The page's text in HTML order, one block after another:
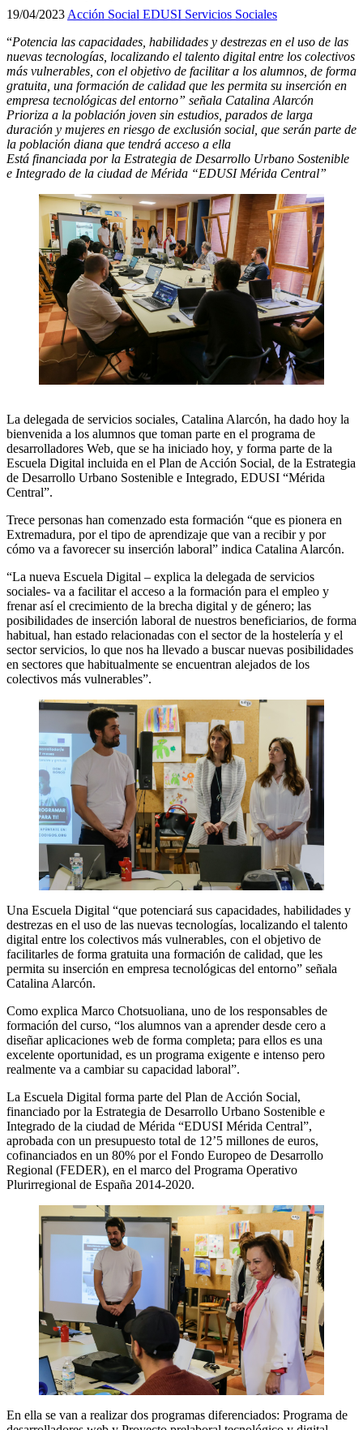
19/04/2023Acción Social EDUSI Servicios Sociales
“Potencia las capacidades, habilidades y destrezas en el uso de las
nuevas tecnologías, localizando el talento digital entre los colectivos
más vulnerables, con el objetivo de facilitar a los alumnos, de forma
gratuita, una formación de calidad que les permita su inserción en
empresa tecnológicas del entorno” señala Catalina Alarcón
Prioriza a la población joven sin estudios, parados de larga
duración y mujeres en riesgo de exclusión social, que serán parte de
la población diana que tendrá acceso a ella
Está financiada por la Estrategia de Desarrollo Urbano Sostenible
e Integrado de la ciudad de Mérida “EDUSI Mérida Central”
La delegada de servicios sociales, Catalina Alarcón, ha dado hoy la
bienvenida a los alumnos que toman parte en el programa de
desarrolladores Web, que se ha iniciado hoy, y forma parte de la
Escuela Digital incluida en el Plan de Acción Social, de la Estrategia
de Desarrollo Urbano Sostenible e Integrado, EDUSI “Mérida
Central”.
Trece personas han comenzado esta formación “que es pionera en
Extremadura, por el tipo de aprendizaje que van a recibir y por
cómo va a favorecer su inserción laboral” indica Catalina Alarcón.
“La nueva Escuela Digital – explica la delegada de servicios
sociales- va a facilitar el acceso a la formación para el empleo y
frenar así el crecimiento de la brecha digital y de género; las
posibilidades de inserción laboral de nuestros beneficiarios, de forma
habitual, han estado relacionadas con el sector de la hostelería y el
sector servicios, lo que nos ha llevado a buscar nuevas posibilidades
en sectores que habitualmente se encuentran alejados de los
colectivos más vulnerables”.
Una Escuela Digital “que potenciará sus capacidades, habilidades y
destrezas en el uso de las nuevas tecnologías, localizando el talento
digital entre los colectivos más vulnerables, con el objetivo de
facilitarles de forma gratuita una formación de calidad, que les
permita su inserción en empresa tecnológicas del entorno” señala
Catalina Alarcón.
Como explica Marco Chotsuoliana, uno de los responsables de
formación del curso, “los alumnos van a aprender desde cero a
diseñar aplicaciones web de forma completa; para ellos es una
excelente oportunidad, es un programa exigente e intenso pero
realmente va a cambiar su capacidad laboral”.
La Escuela Digital forma parte del Plan de Acción Social,
financiado por la Estrategia de Desarrollo Urbano Sostenible e
Integrado de la ciudad de Mérida “EDUSI Mérida Central”,
aprobada con un presupuesto total de 12’5 millones de euros,
cofinanciados en un 80% por el Fondo Europeo de Desarrollo
Regional (FEDER), en el marco del Programa Operativo
Plurirregional de España 2014-2020.
En ella se van a realizar dos programas diferenciados: Programa de